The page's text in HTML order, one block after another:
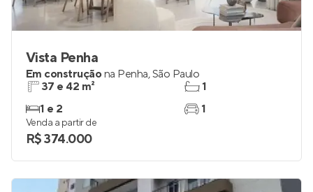
Vista Penha
Em construçãona Penha,São Paulo
37 e 42 m²
1 e 2
1
1
Venda a partir de
R$ 374.000